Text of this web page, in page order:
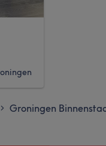
> Groningen